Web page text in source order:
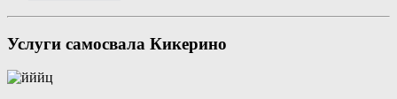
Услуги самосвала Кикерино